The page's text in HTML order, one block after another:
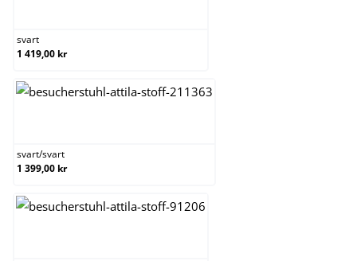
svart
1 419,00 kr
svart/svart
1 399,00 kr